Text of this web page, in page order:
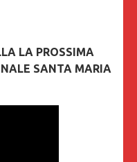
LA PROSSIMA
SANTA MARIA